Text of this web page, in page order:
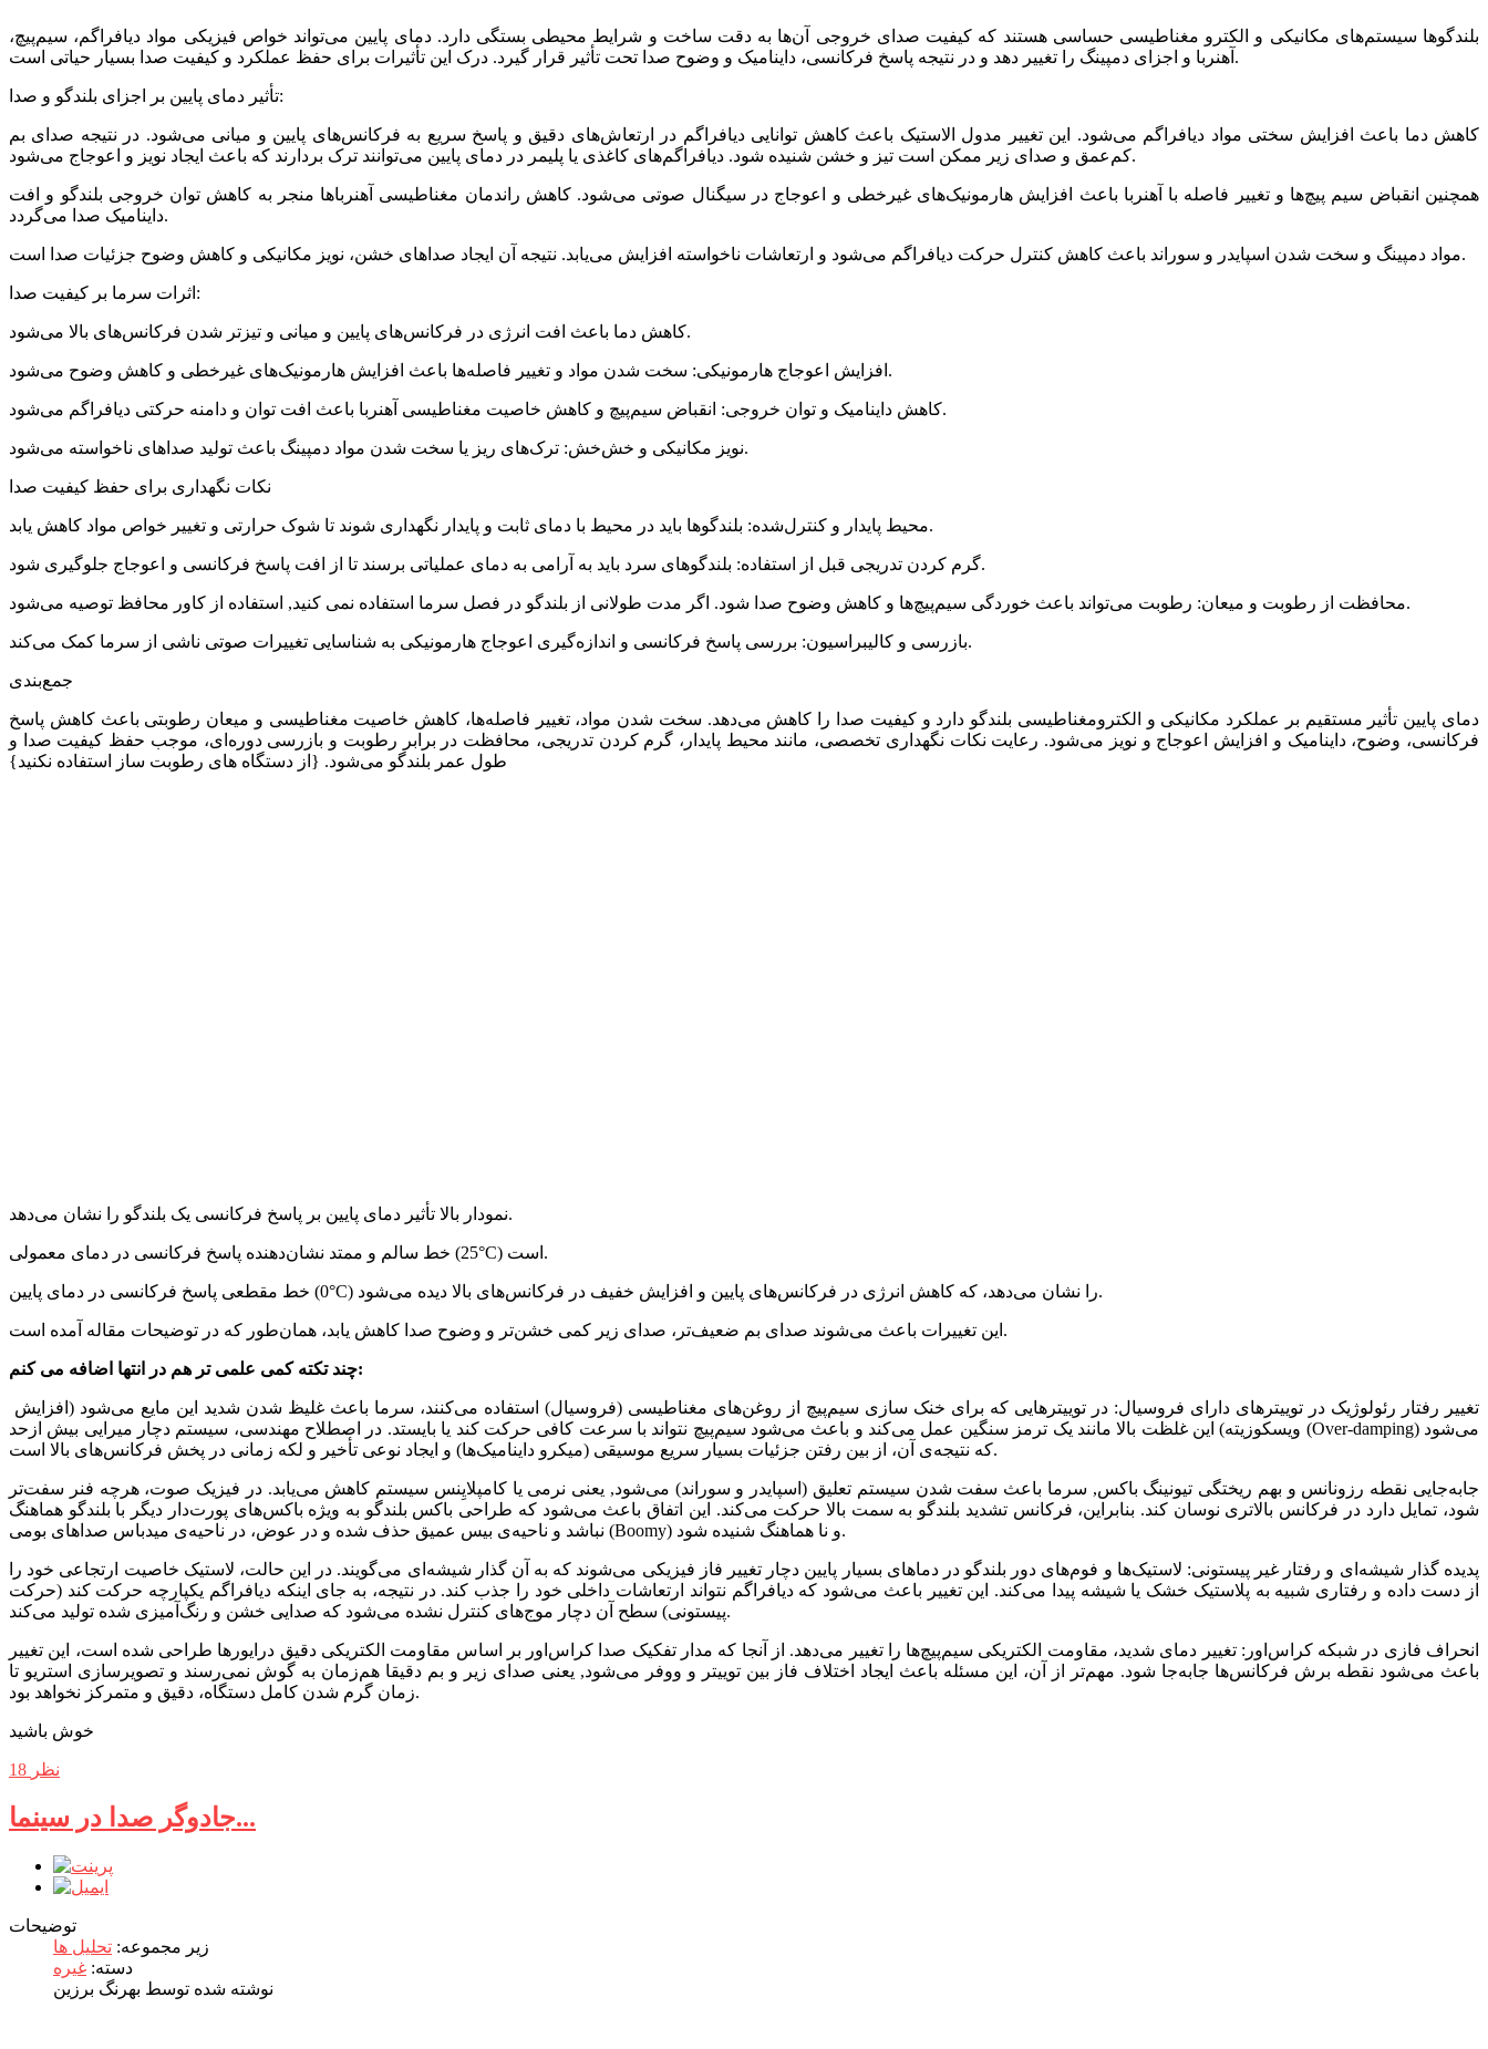
بلندگوها سیستم‌های مکانیکی و الکترو مغناطیسی حساسی هستند که کیفیت صدای خروجی آن‌ها به دقت ساخت و شرایط محیطی بستگی دارد. دمای پایین می‌تواند خواص فیزیکی مواد دیافراگم، سیم‌پیچ،
آهنربا و اجزای دمپینگ را تغییر دهد و در نتیجه پاسخ فرکانسی، داینامیک و وضوح صدا تحت تأثیر قرار گیرد. درک این تأثیرات برای حفظ عملکرد و کیفیت صدا بسیار حیاتی است.
تأثیر دمای پایین بر اجزای بلندگو و صدا:
کاهش دما باعث افزایش سختی مواد دیافراگم می‌شود. این تغییر مدول الاستیک باعث کاهش توانایی دیافراگم در ارتعاش‌های دقیق و پاسخ سریع به فرکانس‌های پایین و میانی می‌شود. در نتیجه صدای بم
کم‌عمق و صدای زیر ممکن است تیز و خشن شنیده شود. دیافراگم‌های کاغذی یا پلیمر در دمای پایین می‌توانند ترک بردارند که باعث ایجاد نویز و اعوجاج می‌شود.
همچنین انقباض سیم‌ پیچ‌ها و تغییر فاصله با آهنربا باعث افزایش هارمونیک‌های غیرخطی و اعوجاج در سیگنال صوتی می‌شود. کاهش راندمان مغناطیسی آهنرباها منجر به کاهش توان خروجی بلندگو و افت
داینامیک صدا می‌گردد.
مواد دمپینگ و سخت شدن اسپایدر و سوراند باعث کاهش کنترل حرکت دیافراگم می‌شود و ارتعاشات ناخواسته افزایش می‌یابد. نتیجه آن ایجاد صداهای خشن، نویز مکانیکی و کاهش وضوح جزئیات صدا است.
اثرات سرما بر کیفیت صدا:
کاهش دما باعث افت انرژی در فرکانس‌های پایین و میانی و تیزتر شدن فرکانس‌های بالا می‌شود.
افزایش اعوجاج هارمونیکی: سخت شدن مواد و تغییر فاصله‌ها باعث افزایش هارمونیک‌های غیرخطی و کاهش وضوح می‌شود.
کاهش داینامیک و توان خروجی: انقباض سیم‌پیچ و کاهش خاصیت مغناطیسی آهنربا باعث افت توان و دامنه حرکتی دیافراگم می‌شود.
نویز مکانیکی و خش‌خش: ترک‌های ریز یا سخت شدن مواد دمپینگ باعث تولید صداهای ناخواسته می‌شود.
نکات نگهداری برای حفظ کیفیت صدا
محیط پایدار و کنترل‌شده: بلندگوها باید در محیط با دمای ثابت و پایدار نگهداری شوند تا شوک حرارتی و تغییر خواص مواد کاهش یابد.
گرم کردن تدریجی قبل از استفاده: بلندگوهای سرد باید به آرامی به دمای عملیاتی برسند تا از افت پاسخ فرکانسی و اعوجاج جلوگیری شود.
محافظت از رطوبت و میعان: رطوبت می‌تواند باعث خوردگی سیم‌پیچ‌ها و کاهش وضوح صدا شود. اگر مدت طولانی از بلندگو در فصل سرما استفاده نمی کنید, استفاده از کاور محافظ توصیه می‌شود.
بازرسی و کالیبراسیون: بررسی پاسخ فرکانسی و اندازه‌گیری اعوجاج هارمونیکی به شناسایی تغییرات صوتی ناشی از سرما کمک می‌کند.
جمع‌بندی
دمای پایین تأثیر مستقیم بر عملکرد مکانیکی و الکترومغناطیسی بلندگو دارد و کیفیت صدا را کاهش می‌دهد. سخت شدن مواد، تغییر فاصله‌ها، کاهش خاصیت مغناطیسی و میعان رطوبتی باعث کاهش پاسخ
فرکانسی، وضوح، داینامیک و افزایش اعوجاج و نویز می‌شود. رعایت نکات نگهداری تخصصی، مانند محیط پایدار، گرم کردن تدریجی، محافظت در برابر رطوبت و بازرسی دوره‌ای، موجب حفظ کیفیت صدا و
طول عمر بلندگو می‌شود. {از دستگاه های رطوبت ساز استفاده نکنید}
نمودار بالا تأثیر دمای پایین بر پاسخ فرکانسی یک بلندگو را نشان می‌دهد.
خط سالم و ممتد نشان‌دهنده پاسخ فرکانسی در دمای معمولی (25°C) است.
خط مقطعی پاسخ فرکانسی در دمای پایین (0°C) را نشان می‌دهد، که کاهش انرژی در فرکانس‌های پایین و افزایش خفیف در فرکانس‌های بالا دیده می‌شود.
این تغییرات باعث می‌شوند صدای بم ضعیف‌تر، صدای زیر کمی خشن‌تر و وضوح صدا کاهش یابد، همان‌طور که در توضیحات مقاله آمده است.
چند تکته کمی علمی تر هم در انتها اضافه می کنم:
ویسکوزیته) این غلظت بالا مانند یک ترمز سنگین عمل می‌کند و باعث می‌شود سیم‌پیچ نتواند با سرعت کافی حرکت کند یا بایستد. در اصطلاح مهندسی، سیستم دچار میرایی بیش‌ ازحد (Over-damping) می‌شود
که نتیجه‌ی آن، از بین رفتن جزئیات بسیار سریع موسیقی (میکرو داینامیک‌ها) و ایجاد نوعی تأخیر و لکه زمانی در پخش فرکانس‌های بالا است.
جابه‌جایی نقطه رزونانس و بهم‌ ریختگی تیونینگ باکس, سرما باعث سفت شدن سیستم تعلیق (اسپایدر و سوراند) می‌شود, یعنی نرمی یا کامپلایِنس سیستم کاهش می‌یابد. در فیزیک صوت، هرچه فنر سفت‌تر
شود، تمایل دارد در فرکانس بالاتری نوسان کند. بنابراین، فرکانس تشدید بلندگو به سمت بالا حرکت می‌کند. این اتفاق باعث می‌شود که طراحی باکس بلندگو به‌ ویژه باکس‌های پورت‌دار دیگر با بلندگو هماهنگ
نباشد و ناحیه‌ی بیس عمیق حذف شده و در عوض، در ناحیه‌ی میدباس صداهای بومی (Boomy) و نا هماهنگ شنیده شود.
پدیده گذار شیشه‌ای و رفتار غیر پیستونی: لاستیک‌ها و فوم‌های دور بلندگو در دماهای بسیار پایین دچار تغییر فاز فیزیکی می‌شوند که به آن گذار شیشه‌ای می‌گویند. در این حالت، لاستیک خاصیت ارتجاعی خود را
از دست داده و رفتاری شبیه به پلاستیک خشک یا شیشه پیدا می‌کند. این تغییر باعث می‌شود که دیافراگم نتواند ارتعاشات داخلی خود را جذب کند. در نتیجه، به جای اینکه دیافراگم یکپارچه حرکت کند (حرکت
پیستونی) سطح آن دچار موج‌های کنترل‌ نشده می‌شود که صدایی خشن و رنگ‌آمیزی شده تولید می‌کند.
انحراف فازی در شبکه کراس‌اور: تغییر دمای شدید، مقاومت الکتریکی سیم‌پیچ‌ها را تغییر می‌دهد. از آنجا که مدار تفکیک صدا کراس‌اور بر اساس مقاومت الکتریکی دقیق درایورها طراحی شده است، این تغییر
باعث می‌شود نقطه برش فرکانس‌ها جابه‌جا شود. مهم‌تر از آن، این مسئله باعث ایجاد اختلاف فاز بین توییتر و ووفر می‌شود, یعنی صدای زیر و بم دقیقا هم‌زمان به گوش نمی‌رسند و تصویرسازی استریو تا
زمان گرم شدن کامل دستگاه، دقیق و متمرکز نخواهد بود.
خوش باشید
18 نظر
جادوگر صدا در سینما...
توضیحات
زیر مجموعه: تحلیل ها
دسته: غیره
نوشته شده توسط بهرنگ برزین